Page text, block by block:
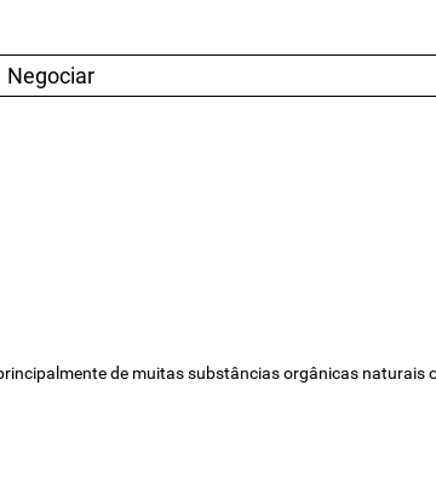
Negociar
de muitas substâncias orgânicas naturais